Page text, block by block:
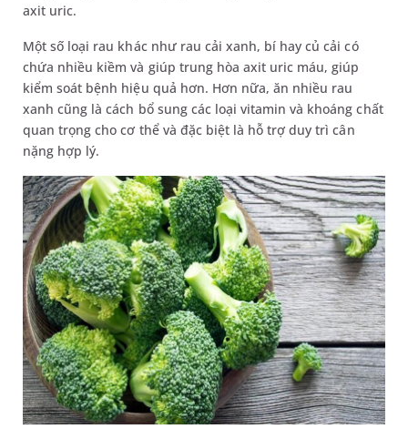
axit uric.
Một số loại rau khác như rau cải xanh, bí hay củ cải có
chứa nhiều kiềm và giúp trung hòa axit uric máu, giúp
kiểm soát bệnh hiệu quả hơn. Hơn nữa, ăn nhiều rau
xanh cũng là cách bổ sung các loại vitamin và khoáng chất
quan trọng cho cơ thể và đặc biệt là hỗ trợ duy trì cân
nặng hợp lý.